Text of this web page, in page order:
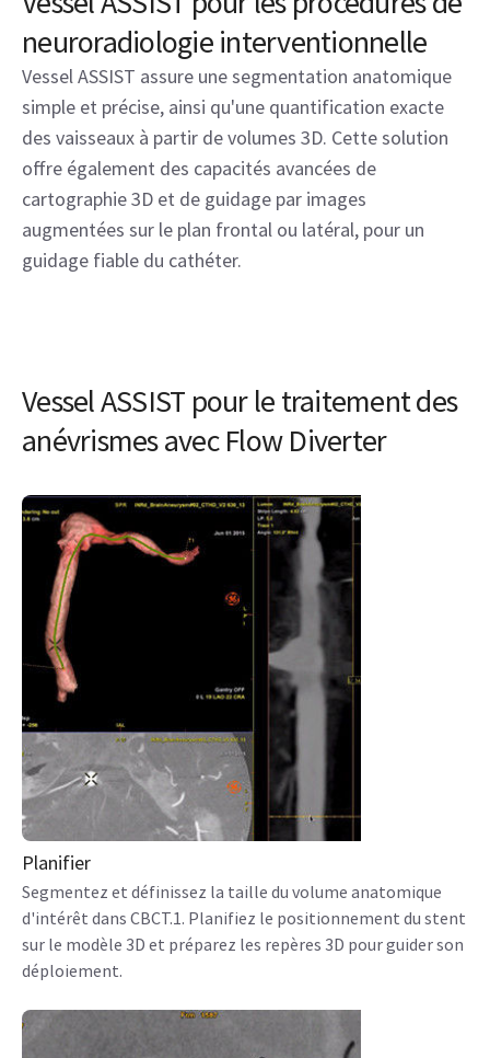
neuroradiologie interventionnelle
Vessel ASSIST assure une segmentation anatomique
simple et précise, ainsi qu'une quantification exacte
des vaisseaux à partir de volumes 3D. Cette solution
offre également des capacités avancées de
cartographie 3D et de guidage par images
augmentées sur le plan frontal ou latéral, pour un
guidage fiable du cathéter.
Vessel ASSIST pour le traitement des
anévrismes avec Flow Diverter
Planifier
Segmentez et définissez la taille du volume anatomique
d'intérêt dans CBCT.1. Planifiez le positionnement du stent
sur le modèle 3D et préparez les repères 3D pour guider son
déploiement.